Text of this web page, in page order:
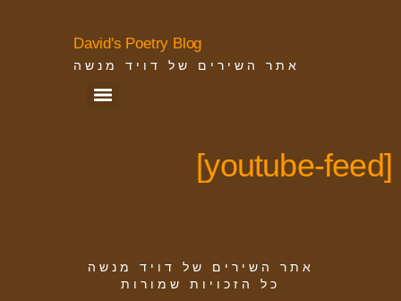
David's Poetry Blog
אתר השירים של דויד מנשה
[youtube-feed]
אתר השירים של דויד מנשה
כל הזכויות שמורות